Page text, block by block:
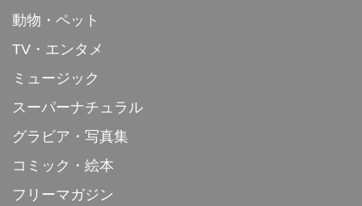
動物・ペット
TV・エンタメ
ミュージック
スーパーナチュラル
グラビア・写真集
コミック・絵本
フリーマガジン